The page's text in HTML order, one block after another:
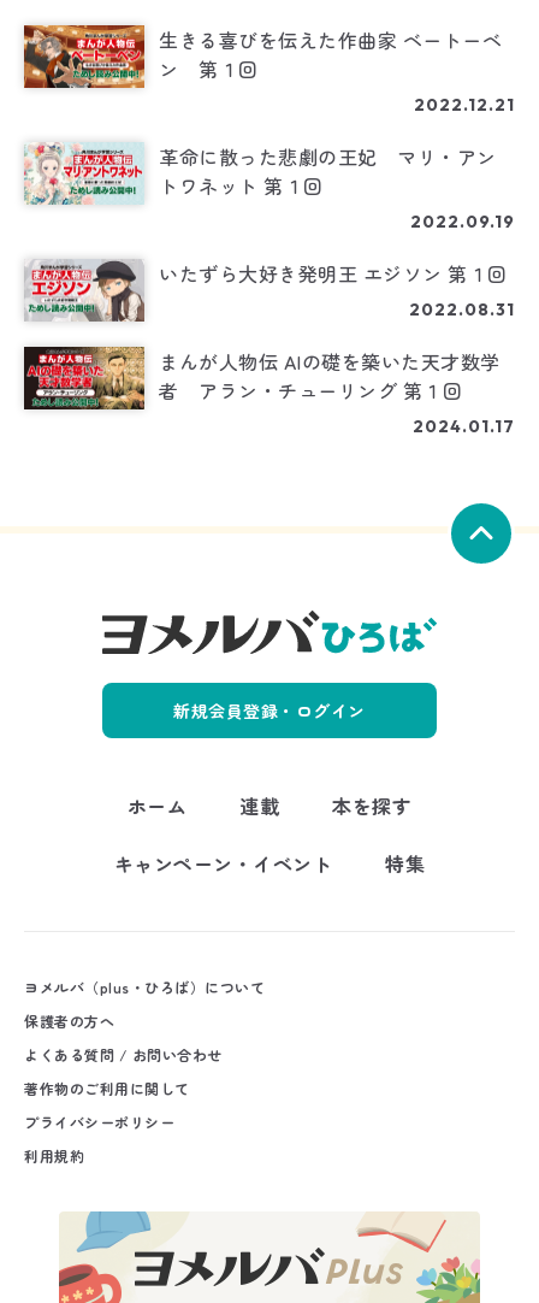
生きる喜びを伝えた作曲家 ベートーベ
ン 第１回
2022.12.21
革命に散った悲劇の王妃 マリ・アン
トワネット 第１回
2022.09.19
いたずら大好き発明王 エジソン 第１回
2022.08.31
まんが人物伝 AIの礎を築いた天才数学
者 アラン・チューリング 第１回
2024.01.17
新規会員登録・ログイン
ホーム 連載
本を探す
キャンペーン・イベント
特集
ヨメルバ（plus・ひろば）について
保護者の方へ
よくある質問 / お問い合わせ
著作物のご利用に関して
プライバシーポリシー
利用規約